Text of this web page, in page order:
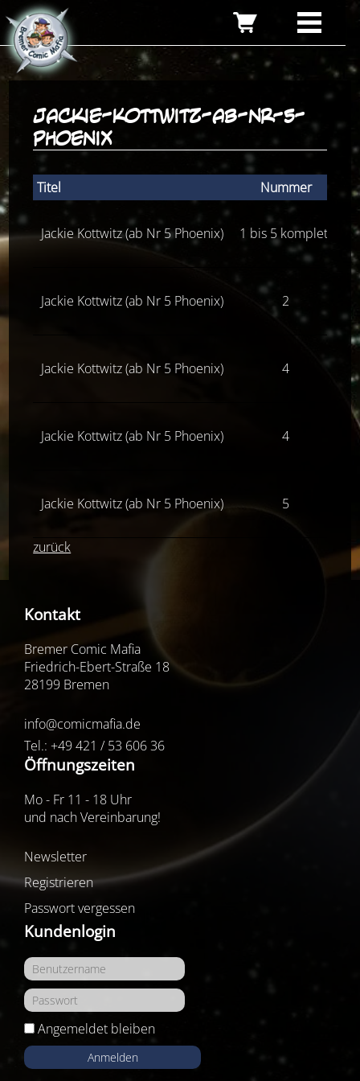
jackie-kottwitz-ab-nr-5-
phoenix
Titel Nummer
Jackie Kottwitz (ab Nr 5 Phoenix) 1 bis 5 komplett
Jackie Kottwitz (ab Nr 5 Phoenix) 2
Jackie Kottwitz (ab Nr 5 Phoenix) 4
Jackie Kottwitz (ab Nr 5 Phoenix) 4
Jackie Kottwitz (ab Nr 5 Phoenix) 5
zurück
Kontakt
Bremer Comic Mafia
Friedrich-Ebert-Straße 18
28199 Bremen
info@comicmafia.de
Tel.: +49 421 / 53 606 36
Öffnungszeiten
Mo - Fr 11 - 18 Uhr
und nach Vereinbarung!
Newsletter
Registrieren
Passwort vergessen
Kundenlogin
Angemeldet bleiben
Anmelden